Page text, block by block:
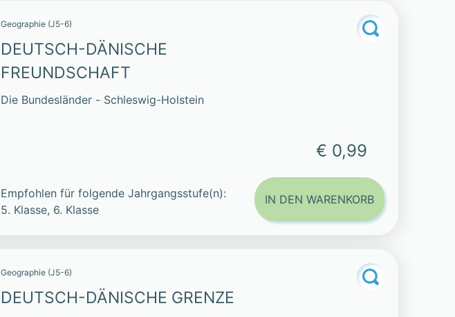
Geographie (J5-6)
DEUTSCH-DÄNISCHE
FREUNDSCHAFT
Die Bundesländer - Schleswig-Holstein
Empfohlen für folgende Jahrgangsstufe(n):
5. Klasse, 6. Klasse
€ 0,99
IN DEN WARENKORB
Geographie (J5-6)
DEUTSCH-DÄNISCHE GRENZE